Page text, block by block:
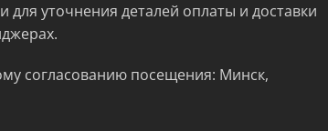
уточнения деталей оплаты и доставки
согласованию посещения: Минск,